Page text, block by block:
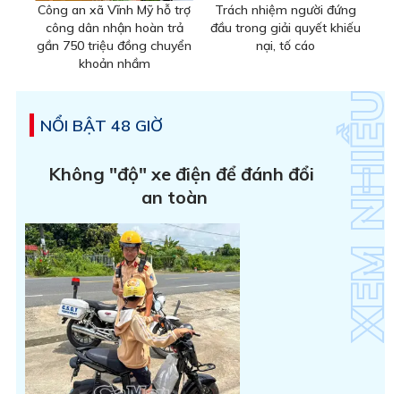
Công an xã Vĩnh Mỹ hỗ trợ
công dân nhận hoàn trả
gần 750 triệu đồng chuyển
khoản nhầm
Trách nhiệm người đứng
đầu trong giải quyết khiếu
nại, tố cáo
NỔI BẬT 48 GIỜ
Không "độ" xe điện để đánh đổi
an toàn